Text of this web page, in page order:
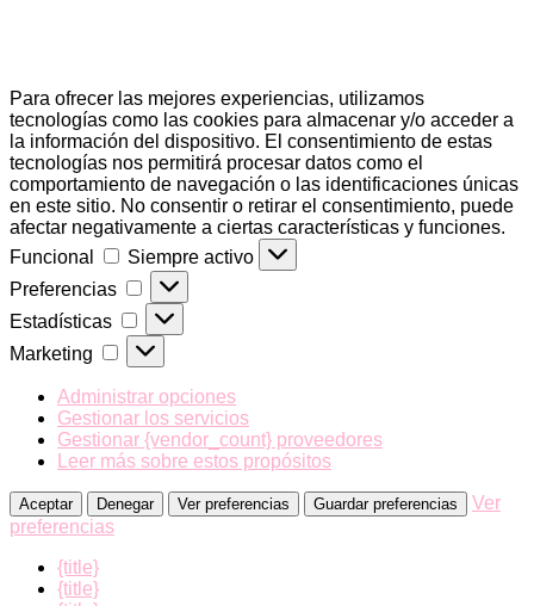
Para ofrecer las mejores experiencias, utilizamos
tecnologías como las cookies para almacenar y/o acceder a
la información del dispositivo. El consentimiento de estas
tecnologías nos permitirá procesar datos como el
comportamiento de navegación o las identificaciones únicas
en este sitio. No consentir o retirar el consentimiento, puede
afectar negativamente a ciertas características y funciones.
Funcional
Funcional
Siempre activo
Preferencias
Preferencias
Estadísticas Estadísticas
Marketing Marketing
Administrar opciones
Gestionar los servicios
Gestionar {vendor_count} proveedores
Leer más sobre estos propósitos
Aceptar Denegar Ver preferencias Guardar preferencias
Ver
preferencias
{title}
{title}